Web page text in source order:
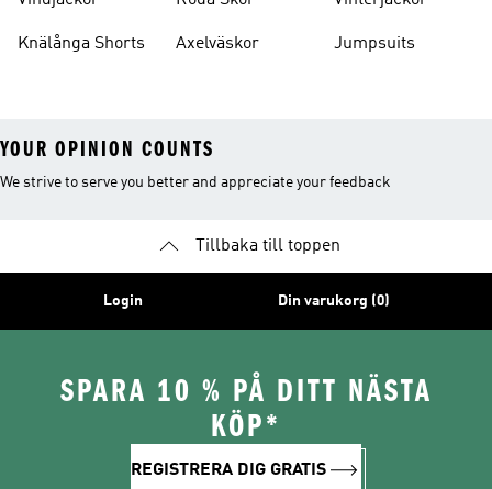
Knälånga Shorts Axelväskor Jumpsuits
YOUR OPINION COUNTS
We strive to serve you better and appreciate your feedback
Tillbaka till toppen
Login Din varukorg (0)
SPARA 10 % PÅ DITT NÄSTA
KÖP*
REGISTRERA DIG GRATIS